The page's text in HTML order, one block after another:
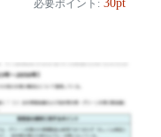
必要ポイント: 30pt